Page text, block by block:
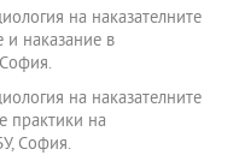
на наказателните
и наказание в
на наказателните
практики на
София.